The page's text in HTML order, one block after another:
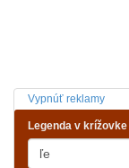
Vypnúť reklamy
Legenda v krížovke